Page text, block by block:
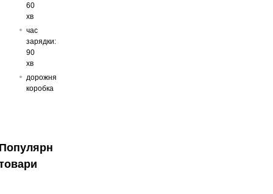
60
хв
час
зарядки:
90
хв
дорожня
коробка